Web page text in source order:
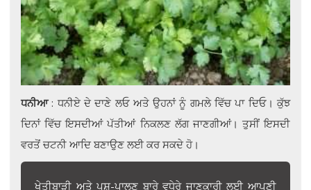
ਧਨੀਆ: ਧਨੀਏ ਦੇ ਦਾਣੇ ਲਓ ਅਤੇ ਉਹਨਾਂ ਨੂੰ ਗਮਲੇ ਵਿੱਚ ਪਾ ਦਿਓ। ਕੁੱਝ
ਦਿਨਾਂ ਵਿੱਚ ਇਸਦੀਆਂ ਪੱਤੀਆਂ ਨਿਕਲਣ ਲੱਗ ਜਾਣਗੀਆਂ। ਤੁਸੀਂ ਇਸਦੀ
ਵਰਤੋਂ ਚਟਨੀ ਆਦਿ ਬਣਾਉਣ ਲਈ ਕਰ ਸਕਦੇ ਹੋ।
ਖੇਤੀਬਾੜੀ ਅਤੇ ਪਸ਼ੂ-ਪਾਲਣ ਬਾਰੇ ਵਧੇਰੇ ਜਾਣਕਾਰੀ ਲਈ ਆਪਣੀ